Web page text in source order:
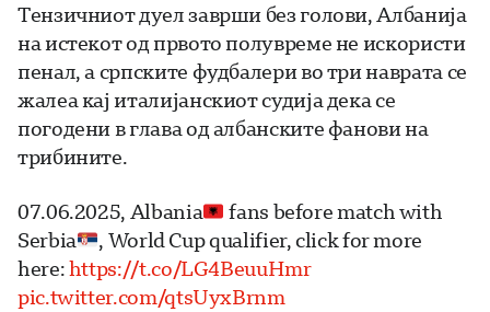
Тензичниот дуел заврши без голови, Албанија
на истекот од првото полувреме не искористи
пенал, а српските фудбалери во три наврата се
жалеа кај италијанскиот судија дека се
погодени в глава од албанските фанови на
трибините.
07.06.2025, Albania
fans before match with
Serbia
, World Cup qualifier, click for more
here:https://t.co/LG4BeuuHmr
pic.twitter.com/qtsUyxBrnm